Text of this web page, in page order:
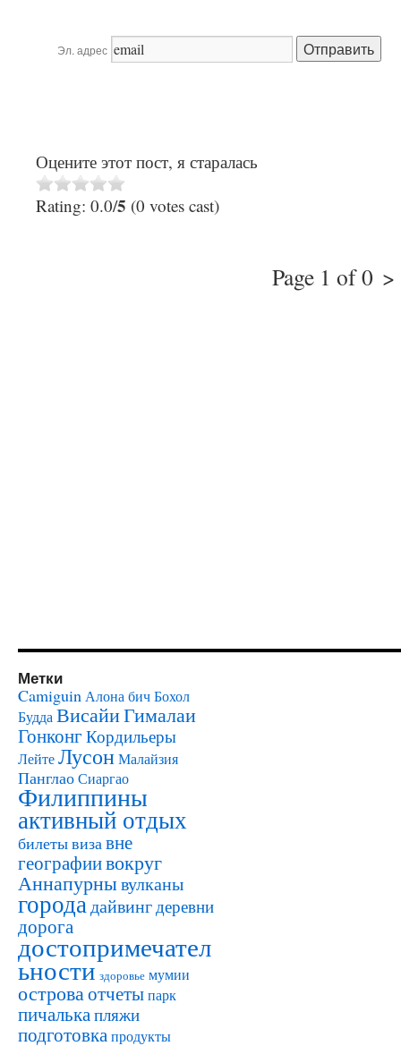
Эл. адрес
Оцените этот пост, я старалась
Rating: 0.0/5 (0 votes cast)
Page 1 of 0 >
Метки
Camiguin Алона бичБохол
Будда ВисайиГималаи
ГонконгКордильеры
ЛейтеЛусонМалайзия
ПанглаоСиаргао
Филиппины
активный отдых
билетывизавне
географиивокруг
Аннапурнывулканы
городадайвингдеревни
дорога
достопримечател
ьности здоровье мумии
островаотчетыпарк
пичалькапляжи
подготовкапродукты